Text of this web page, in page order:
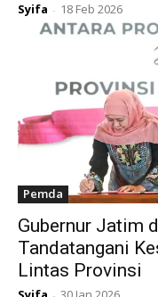
Syifa - 18 Feb 2026
Pemda
Gubernur Jatim
Tandatangani
Lintas Provinsi